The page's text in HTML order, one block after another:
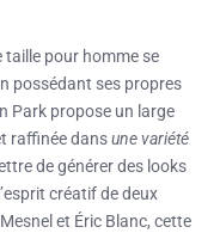
pour homme se
possédant ses propres
Park propose un large
raffinée dansune variété
de générer des looks
créatif de deux
et Éric Blanc, cette